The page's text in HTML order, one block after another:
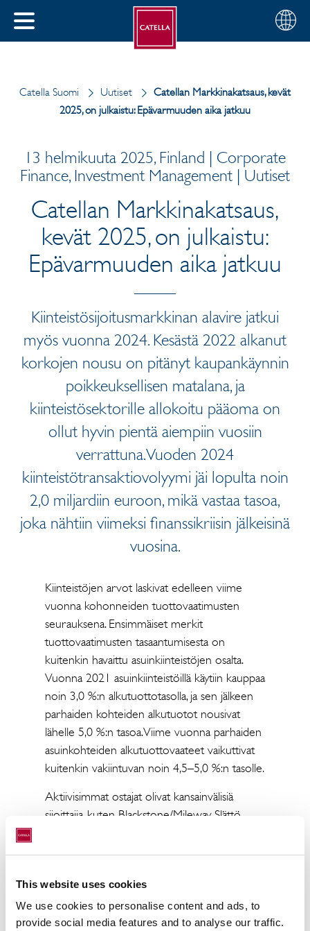
This website uses cookies
We use cookies to personalise content and ads, to
provide social media features and to analyse our traffic.
SULJE
Valitse
alue
Suomi
Catella Suomi Uutiset
Catellan Markkinakatsaus, kevät
2025, on julkaistu: Epävarmuuden aika jatkuu
13 helmikuuta 2025, Finland | Corporate
Finance, Investment Management | Uutiset
Catellan Markkinakatsaus,
kevät 2025, on julkaistu:
Epävarmuuden aika jatkuu
Kiinteistösijoitusmarkkinan alavire jatkui
myös vuonna 2024. Kesästä 2022 alkanut
korkojen nousu on pitänyt kaupankäynnin
poikkeuksellisen matalana, ja
kiinteistösektorille allokoitu pääoma on
ollut hyvin pientä aiempiin vuosiin
verrattuna. Vuoden 2024
kiinteistötransaktiovolyymi jäi lopulta noin
2,0 miljardiin euroon, mikä vastaa tasoa,
joka nähtiin viimeksi finanssikriisin jälkeisinä
vuosina.
Kiinteistöjen arvot laskivat edelleen viime
vuonna kohonneiden tuottovaatimusten
seurauksena. Ensimmäiset merkit
tuottovaatimusten tasaantumisesta on
kuitenkin havaittu asuinkiinteistöjen osalta.
Vuonna 2021 asuinkiinteistöillä käytiin kauppaa
noin 3,0 %:n alkutuottotasolla, ja sen jälkeen
parhaiden kohteiden alkutuotot nousivat
lähelle 5,0 %:n tasoa. Viime vuonna parhaiden
asuinkohteiden alkutuottovaateet vaikuttivat
kuitenkin vakiintuvan noin 4,5–5,0 %:n tasolle.
Aktiivisimmat ostajat olivat kansainvälisiä
sijoittajia, kuten Blackstone/Mileway, Slättö,
puolella aktiivisimpina esiintyivät kotimaiset
erikoissijoitusrahastot. Vuoden 2024 suurin
transaktio oli Nrepin Aktiivitilojen